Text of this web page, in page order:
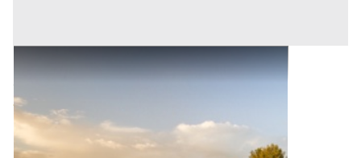
Fabbricato Rurale all'asta a Nuoro
Ilbono (Nuoro)
2.686 €
Codice asta: DH827925